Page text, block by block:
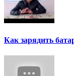
Как зарядить